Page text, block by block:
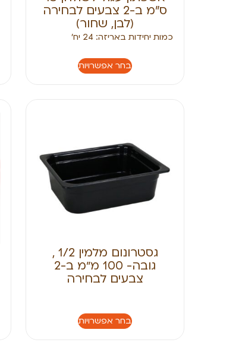
ס”מ ב-2 צבעים לבחירה
(לבן, שחור)
כמות יחידות באריזה: 24 יח׳
בחר אפשרויות
גסטרונום מלמין 1/2 ,
גובה- 100 מ״מ ב-2
צבעים לבחירה
בחר אפשרויות